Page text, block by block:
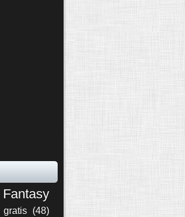
Fantasy
gratis (48)